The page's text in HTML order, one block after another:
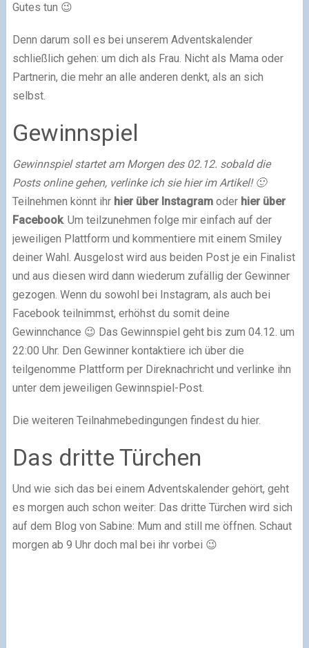
Gutes tun 😉
Denn darum soll es bei unserem Adventskalender
schließlich gehen: um dich als Frau. Nicht als Mama oder
Partnerin, die mehr an alle anderen denkt, als an sich
selbst.
Gewinnspiel
Gewinnspiel startet am Morgen des 02.12. sobald die
Posts online gehen, verlinke ich sie hier im Artikel! 🙂
Teilnehmen könnt ihr hier über Instagramoder hier über
Facebook. Um teilzunehmen folge mir einfach auf der
jeweiligen Plattform und kommentiere mit einem Smiley
deiner Wahl. Ausgelost wird aus beiden Post je ein Finalist
und aus diesen wird dann wiederum zufällig der Gewinner
gezogen. Wenn du sowohl bei Instagram, als auch bei
Facebook teilnimmst, erhöhst du somit deine
Gewinnchance 😉 Das Gewinnspiel geht bis zum 04.12. um
22:00 Uhr. Den Gewinner kontaktiere ich über die
teilgenomme Plattform per Direknachricht und verlinke ihn
unter dem jeweiligen Gewinnspiel-Post.
Die weiteren Teilnahmebedingungen findest du hier.
Das dritte Türchen
Und wie sich das bei einem Adventskalender gehört, geht
es morgen auch schon weiter: Das dritte Türchen wird sich
auf dem Blog von Sabine: Mum and still me öffnen. Schaut
morgen ab 9 Uhr doch mal bei ihr vorbei 😉